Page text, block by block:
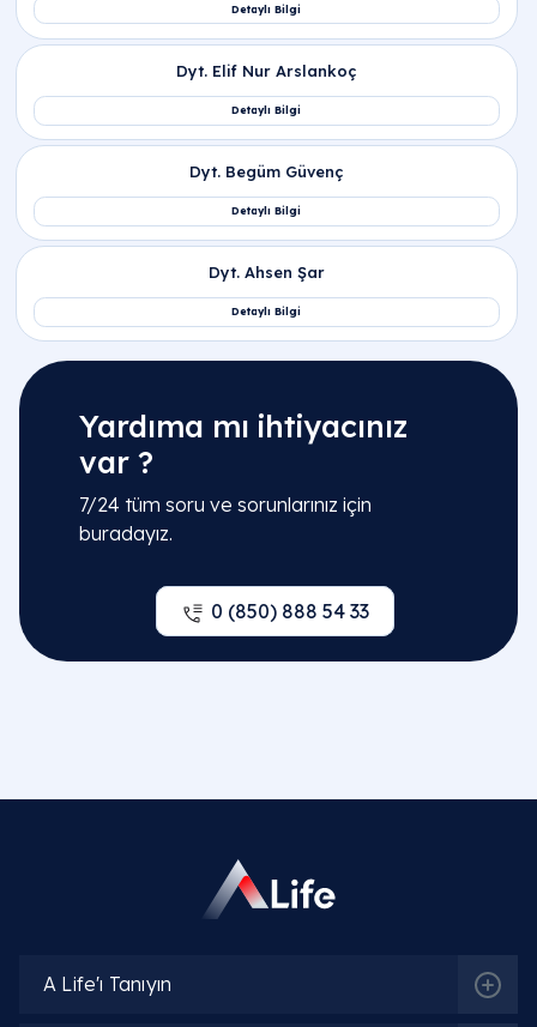
Yardıma mı ihtiyacınız
var ?
7/24 tüm soru ve sorunlarınız için
buradayız.
0 (850) 888 54 33
A Life'ı Tanıyın